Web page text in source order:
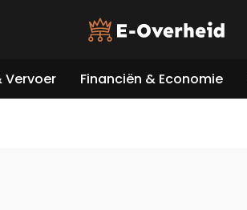
Vervoer Financiën & Economie